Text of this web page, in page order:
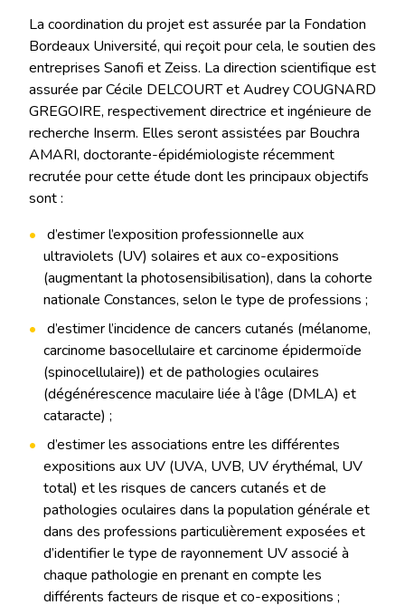
La coordination du projet est assurée par la Fondation
Bordeaux Université, qui reçoit pour cela, le soutien des
entreprises Sanofi et Zeiss. La direction scientifique est
assurée par Cécile DELCOURT et Audrey COUGNARD
GREGOIRE, respectivement directrice et ingénieure de
recherche Inserm. Elles seront assistées par Bouchra
AMARI, doctorante-épidémiologiste récemment
recrutée pour cette étude dont les principaux objectifs
sont :
d’estimer l’exposition professionnelle aux
ultraviolets (UV) solaires et aux co-expositions
(augmentant la photosensibilisation), dans la cohorte
nationale Constances, selon le type de professions ;
d’estimer l’incidence de cancers cutanés (mélanome,
carcinome basocellulaire et carcinome épidermoïde
(spinocellulaire)) et de pathologies oculaires
(dégénérescence maculaire liée à l’âge (DMLA) et
cataracte) ;
d’estimer les associations entre les différentes
expositions aux UV (UVA, UVB, UV érythémal, UV
total) et les risques de cancers cutanés et de
pathologies oculaires dans la population générale et
dans des professions particulièrement exposées et
d’identifier le type de rayonnement UV associé à
chaque pathologie en prenant en compte les
différents facteurs de risque et co-expositions ;